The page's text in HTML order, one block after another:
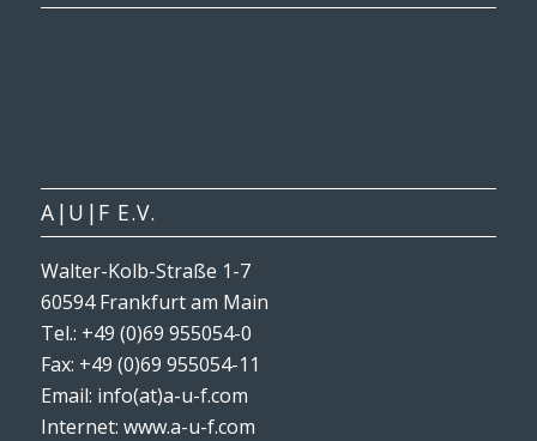
A|U|F E.V.
Walter-Kolb-Straße 1-7
60594 Frankfurt am Main
Tel.: +49 (0)69 955054-0
Fax: +49 (0)69 955054-11
Email: info(at)a-u-f.com
Internet: www.a-u-f.com